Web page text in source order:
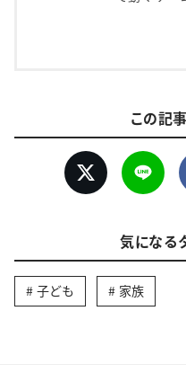
この記
気になる
子ども 家族